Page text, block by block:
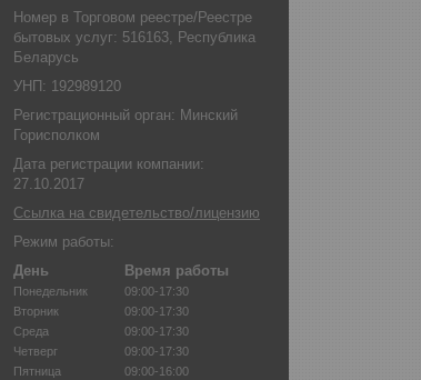
Номер в Торговом реестре/Реестре
бытовых услуг: 516163, Республика
Беларусь
УНП: 192989120
Регистрационный орган: Минский
Горисполком
Дата регистрации компании:
27.10.2017
Ссылка на свидетельство/лицензию
Режим работы:
День
Время работы
Понедельник
09:00-17:30
Вторник
09:00-17:30
Среда
09:00-17:30
Четверг
09:00-17:30
Пятница
09:00-16:00